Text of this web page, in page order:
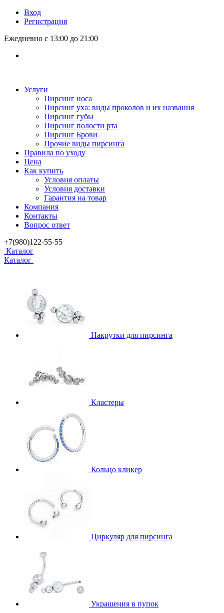
Вход
Регистрация
Ежедневно с 13:00 до 21:00
Услуги
Пирсинг носа
Пирсинг уха: виды проколов и их названия
Пирсинг губы
Пирсинг полости рта
Пирсинг Брови
Прочие виды пирсинга
Правила по уходу
Цена
Как купить
Условия оплаты
Условия доставки
Гарантия на товар
Компания
Контакты
Вопрос ответ
+7(980)122-55-55
Каталог
Каталог
Накрутки для пирсинга
Кластеры
Кольцо кликер
Циркуляр для пирсинга
Украшения в пупок